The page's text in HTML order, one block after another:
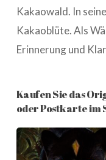
Kakaowald. In
Kakaoblüte. Als
Erinnerung und
Kaufen Sie das
oder Postkarte im